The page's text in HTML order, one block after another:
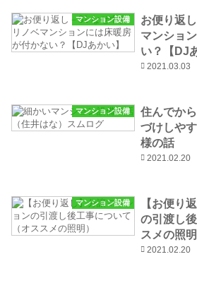
マンション設備
お便り返
マンショ
い？【DJ
2021.03.03
マンション設備
住んでか
づけしや
様の話
2021.02.20
マンション設備
【お便り
の引渡し
スメの照明
2021.02.20